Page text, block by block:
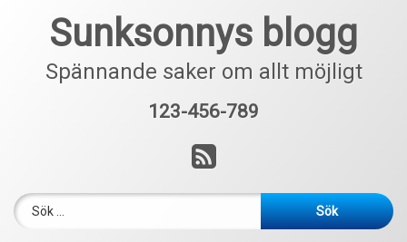
Sunksonnys blogg
Spännande saker om allt möjligt
123-456-789
RSS